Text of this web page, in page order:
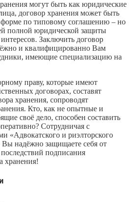
могут быть как юридические
договор хранения может быть
по типовому соглашению – но
полной юридической защиты
Заключить договор
и квалифицированно Вам
имеющие специализацию на
праву, которые имеют
договорах, составят
хранения, сопроводят
Кто, как не опытные и
своё дело, способен составить
Сотрудничая с
«Адвокатского и риэлторского
надёжно защищаете себя от
подписания
хранения!